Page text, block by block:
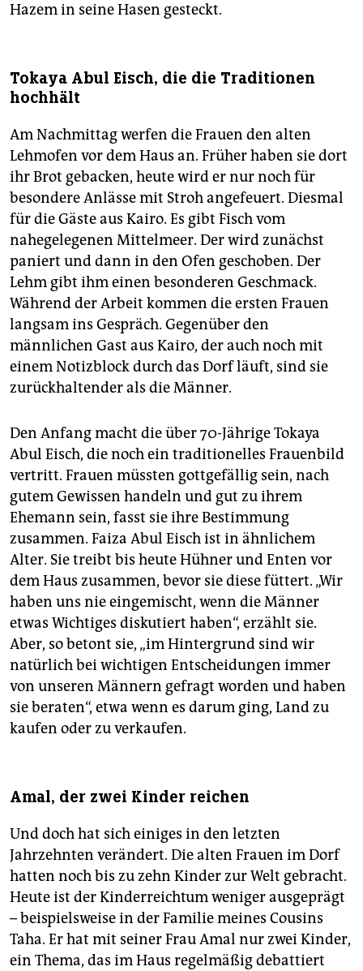
Hazem in seine Hasen gesteckt.
Tokaya Abul Eisch, die die Traditionen
hochhält
Am Nachmittag werfen die Frauen den alten
Lehm­ofen vor dem Haus an. Früher haben sie dort
ihr Brot gebacken, heute wird er nur noch für
besondere Anlässe mit Stroh angefeuert. Diesmal
für die Gäste aus Kairo. Es gibt Fisch vom
nahegelegenen Mittelmeer. Der wird zunächst
paniert und dann in den Ofen geschoben. Der
Lehm gibt ihm einen besonderen Geschmack.
Während der Arbeit kommen die ersten Frauen
langsam ins Gespräch. Gegenüber den
männlichen Gast aus Kairo, der auch noch mit
einem Notizblock durch das Dorf läuft, sind sie
zurückhaltender als die Männer.
Den Anfang macht die über 70-Jährige Tokaya
Abul Eisch, die noch ein traditionelles Frauenbild
vertritt. Frauen müssten gottgefällig sein, nach
gutem Gewissen handeln und gut zu ihrem
Ehemann sein, fasst sie ihre Bestimmung
zusammen. Faiza Abul Eisch ist in ähnlichem
Alter. Sie treibt bis heute Hühner und Enten vor
dem Haus zusammen, bevor sie diese füttert. „Wir
haben uns nie eingemischt, wenn die Männer
etwas Wichtiges diskutiert haben“, erzählt sie.
Aber, so betont sie, „im Hintergrund sind wir
natürlich bei wichtigen Entscheidungen immer
von unseren Männern gefragt worden und haben
sie beraten“, etwa wenn es darum ging, Land zu
kaufen oder zu verkaufen.
Amal, der zwei Kinder reichen
Und doch hat sich einiges in den letzten
Jahrzehnten verändert. Die alten Frauen im Dorf
hatten noch bis zu zehn Kinder zur Welt gebracht.
Heute ist der Kinderreichtum weniger ausgeprägt
– beispielsweise in der Familie meines Cousins
Taha. Er hat mit seiner Frau Amal nur zwei Kinder,
ein Thema, das im Haus regelmäßig debattiert